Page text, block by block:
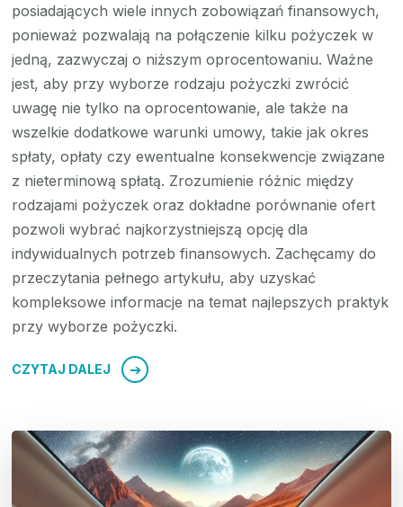
posiadających wiele innych zobowiązań finansowych,
ponieważ pozwalają na połączenie kilku pożyczek w
jedną, zazwyczaj o niższym oprocentowaniu. Ważne
jest, aby przy wyborze rodzaju pożyczki zwrócić
uwagę nie tylko na oprocentowanie, ale także na
wszelkie dodatkowe warunki umowy, takie jak okres
spłaty, opłaty czy ewentualne konsekwencje związane
z nieterminową spłatą. Zrozumienie różnic między
rodzajami pożyczek oraz dokładne porównanie ofert
pozwoli wybrać najkorzystniejszą opcję dla
indywidualnych potrzeb finansowych. Zachęcamy do
przeczytania pełnego artykułu, aby uzyskać
kompleksowe informacje na temat najlepszych praktyk
przy wyborze pożyczki.
CZYTAJ DALEJ